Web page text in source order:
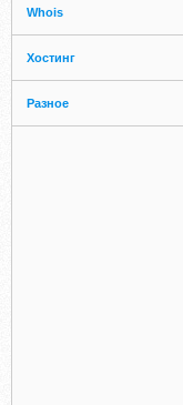
Whois
Хостинг
Разное